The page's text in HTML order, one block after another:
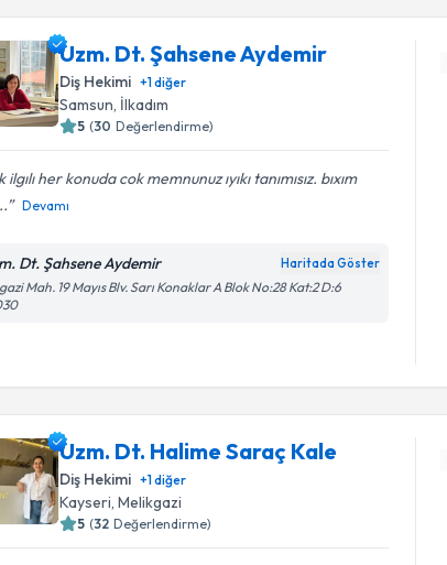
Uzm. Dt. Şahsene Aydemir
Diş Hekimi +1diğer
Samsun , İlkadım
5 (30 Değerlendirme)
ilgılı her konuda cok memnunuz ıyıkı tanımısız. bıxım
Devamı
Dt. Şahsene Aydemir Haritada Göster
Mah. 19 Mayıs Blv. Sarı Konaklar A Blok No:28 Kat:2 D:6
Uzm. Dt. Halime Saraç Kale
Diş Hekimi +1diğer
Kayseri, Melikgazi
5 (32 Değerlendirme)